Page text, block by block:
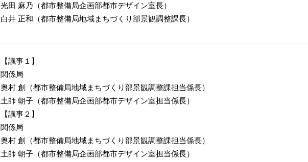
光⽥ ⿇乃（都市整備局企画部都市デザイン室⻑）
⽩井 正和（都市整備局地域まちづくり部景観調整課⻑）
【議事１】
関係局
奥村 創（都市整備局地域まちづくり部景観調整課担当係長）
土師 朝子（都市整備局企画部都市デザイン室担当係長）
【議事２】
関係局
奥村 創（都市整備局地域まちづくり部景観調整課担当係長）
土師 朝子（都市整備局企画部都市デザイン室担当係長）